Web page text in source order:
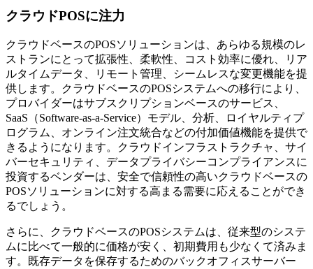
クラウドPOSに注力
クラウドベースのPOSソリューションは、あらゆる規模のレ
ストランにとって拡張性、柔軟性、コスト効率に優れ、リア
ルタイムデータ、リモート管理、シームレスな変更機能を提
供します。クラウドベースのPOSシステムへの移行により、
プロバイダーはサブスクリプションベースのサービス、
SaaS（Software-as-a-Service）モデル、分析、ロイヤルティプ
ログラム、オンライン注文統合などの付加価値機能を提供で
きるようになります。クラウドインフラストラクチャ、サイ
バーセキュリティ、データプライバシーコンプライアンスに
投資するベンダーは、安全で信頼性の高いクラウドベースの
POSソリューションに対する高まる需要に応えることができ
るでしょう。
さらに、クラウドベースのPOSシステムは、従来型のシステ
ムに比べて一般的に価格が安く、初期費用も少なくて済みま
す。既存データを保存するためのバックオフィスサーバー